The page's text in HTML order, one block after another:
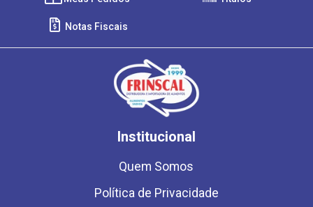
Notas Fiscais
Institucional
Quem Somos
Política de Privacidade